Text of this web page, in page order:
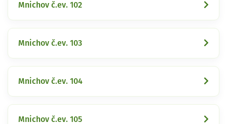
Mnichov č.ev. 102
Mnichov č.ev. 103
Mnichov č.ev. 104
Mnichov č.ev. 105